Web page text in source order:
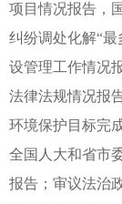
项目情况报告，
纠纷调处化解“
设管理工作情况
法律法规情况报
环境保护目标完
全国人大和省市
报告；审议法治